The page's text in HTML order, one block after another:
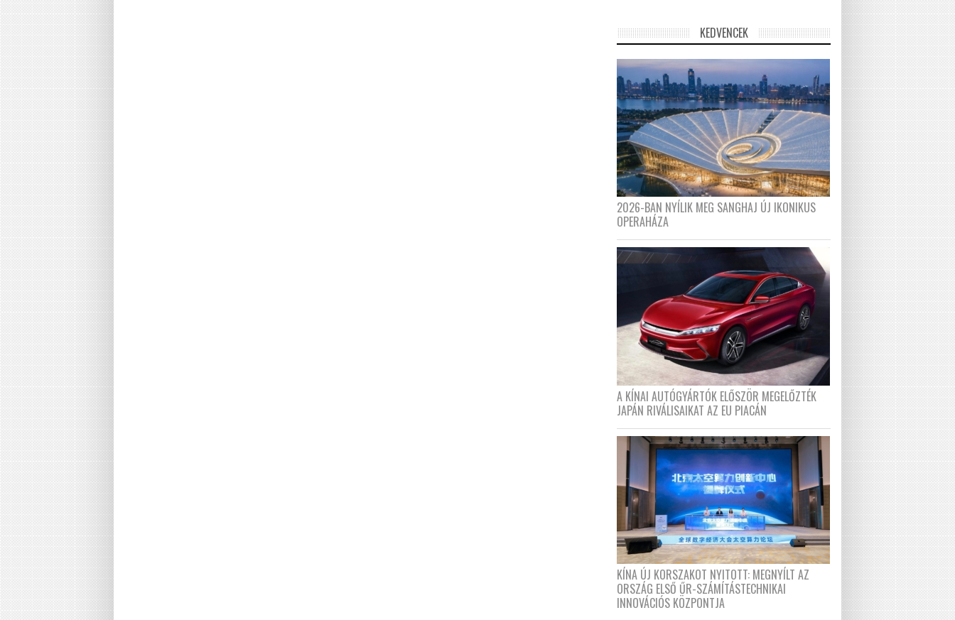
KEDVENCEK
2026-BAN NYÍLIK MEG SANGHAJ ÚJ IKONIKUS
OPERAHÁZA
A KÍNAI AUTÓGYÁRTÓK ELŐSZÖR MEGELŐZTÉK
JAPÁN RIVÁLISAIKAT AZ EU PIACÁN
KÍNA ÚJ KORSZAKOT NYITOTT: MEGNYÍLT AZ
ORSZÁG ELSŐ ŰR-SZÁMÍTÁSTECHNIKAI
INNOVÁCIÓS KÖZPONTJA